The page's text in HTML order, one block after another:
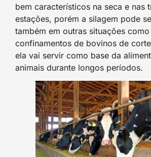
bem característicos na seca e nas
estações, porém a silagem pode
também em outras situações como
confinamentos de bovinos de
ela vai servir como base da
animais durante longos períodos.